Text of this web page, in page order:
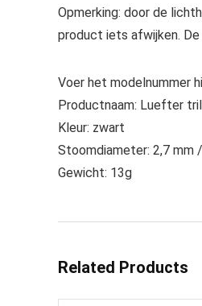
Opmerking: door de
product iets afwijken.
Voer het modelnummer
Productnaam: Luefter
Kleur: zwart
Stoomdiameter: 2,7 mm
Gewicht: 13g
Related Products